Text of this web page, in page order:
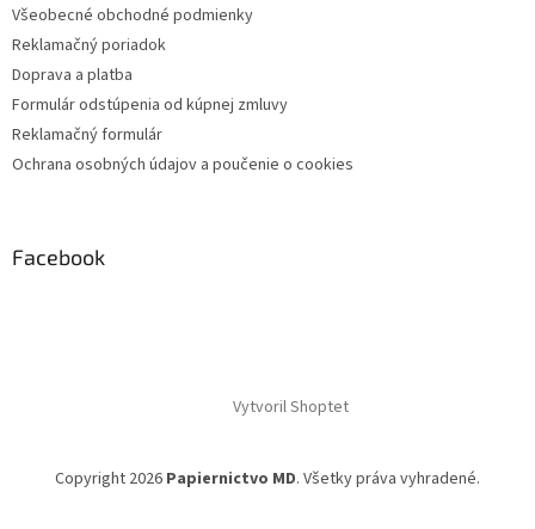
Všeobecné obchodné podmienky
Reklamačný poriadok
Doprava a platba
Formulár odstúpenia od kúpnej zmluvy
Reklamačný formulár
Ochrana osobných údajov a poučenie o cookies
Facebook
Vytvoril Shoptet
Copyright 2026 Papiernictvo MD. Všetky práva vyhradené.